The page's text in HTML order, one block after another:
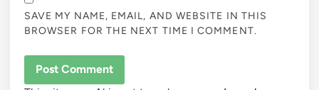
SAVE MY NAME, EMAIL, AND WEBSITE IN THIS
BROWSER FOR THE NEXT TIME I COMMENT.